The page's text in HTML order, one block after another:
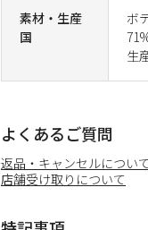
素材・生産
国
ボ
生
よくあるご質問
返品・キャンセルについて
店舗受け取りについて